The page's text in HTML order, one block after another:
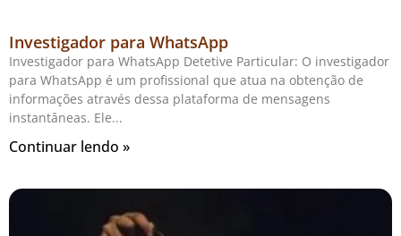
Investigador para WhatsApp
Investigador para WhatsApp Detetive Particular: O investigador
para WhatsApp é um profissional que atua na obtenção de
informações através dessa plataforma de mensagens
instantâneas. Ele
Continuar lendo »